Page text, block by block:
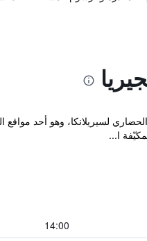
ا...
14:00